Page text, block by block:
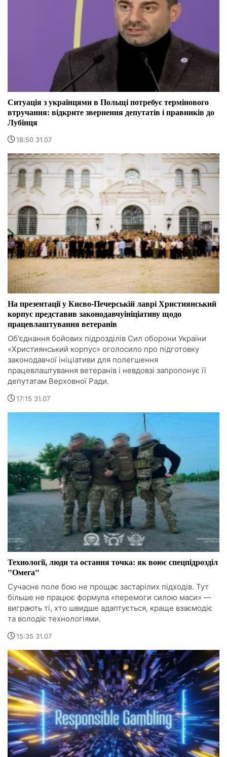
Ситуація з українцями в Польщі потребує термінового
втручання: відкрите звернення депутатів і правників до
Лубінця
18:50 31.07
На презентації у Києво-Печерській лаврі Християнський
корпус представив законодавчуініціативу щодо
працевлаштування ветеранів
Об'єднання бойових підрозділів Сил оборони України
«Християнський корпус» оголосило про підготовку
законодавчої ініціативи для полегшення
працевлаштування ветеранів і невдовзі запропонує її
депутатам Верховної Ради.
17:15 31.07
Технології, люди та остання точка: як воює спецпідрозділ
"Омега"
Сучасне поле бою не прощає застарілих підходів. Тут
більше не працює формула «перемоги силою маси» —
виграють ті, хто швидше адаптується, краще взаємодіє
та володіє технологіями.
15:35 31.07